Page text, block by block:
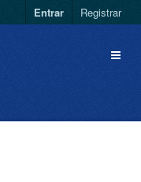
Entrar Registrar